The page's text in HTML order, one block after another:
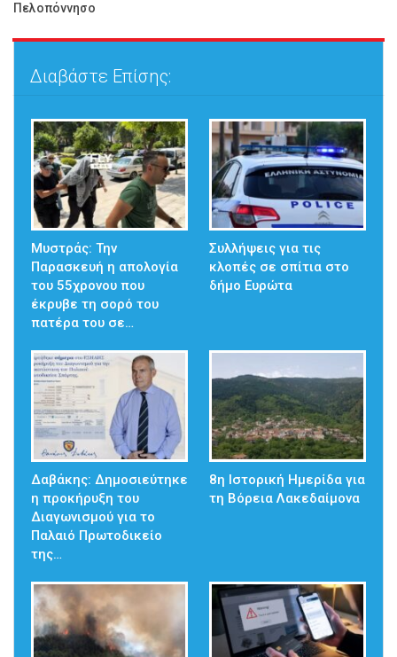
Πελοπόννησο
Διαβάστε Επίσης:
Μυστράς: Την
Παρασκευή η απολογία
του 55χρονου που
έκρυβε τη σορό του
πατέρα του σε…
Συλλήψεις για τις
κλοπές σε σπίτια στο
δήμο Ευρώτα
Δαβάκης: Δημοσιεύτηκε
η προκήρυξη του
Διαγωνισμού για το
Παλαιό Πρωτοδικείο
της…
8η Ιστορική Ημερίδα για
τη Βόρεια Λακεδαίμονα